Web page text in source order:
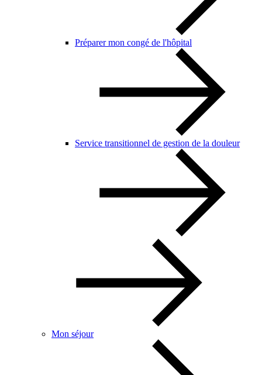
Préparer mon congé de l'hôpital
Service transitionnel de gestion de la douleur
Mon séjour